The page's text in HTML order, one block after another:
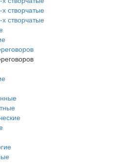
х створчатые
х створчатые